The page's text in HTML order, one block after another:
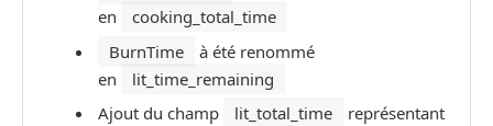
en
cooking_total_time
BurnTime
à été renommé
en
lit_time_remaining
Ajout du champ
lit_total_time
représentant